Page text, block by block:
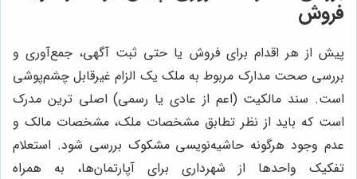
فروش
پیش از هر اقدام برای فروش یا حتی ثبت آگهی، جمع‌آوری و
بررسی صحت مدارک مربوط به ملک یک الزام غیرقابل چشم‌پوشی
است. سند مالکیت (اعم از عادی یا رسمی) اصلی ترین مدرک
است که باید از نظر تطابق مشخصات ملک، مشخصات مالک و
عدم وجود هرگونه حاشیه‌نویسی مشکوک بررسی شود. استعلام
تفکیک واحدها از شهرداری برای آپارتمان‌ها، به همراه